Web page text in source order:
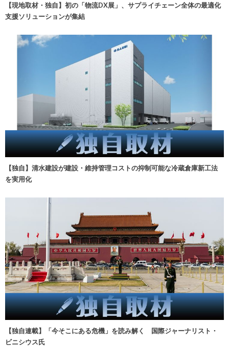
【現地取材・独自】初の「物流DX展」、サプライチェーン全体の最適化
支援ソリューションが集結
【独自】清水建設が建設・維持管理コストの抑制可能な冷蔵倉庫新工法
を実用化
【独自連載】「今そこにある危機」を読み解く 国際ジャーナリスト・
ビニシウス氏